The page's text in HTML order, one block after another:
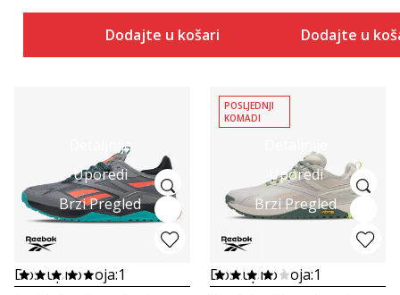
Dodajte u košaricu Dodajte u
Detaljnije
Uporedi
Brzi Pregled
Dostupno boja:1
Uporedi
Brzi Pregled
POSLJEDNJI
KOMADI
Dostupno boja:1